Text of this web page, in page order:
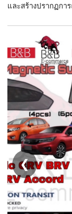
และสร้างปรากฏก
แท่นชาร์จถ่า
คุณภาพสูง
❮